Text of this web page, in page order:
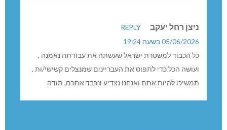
ניצן רחל יעקב
REPLY
05/06/2026 בשעה 19:24
כל הכבוד למשטרת ישראל שעשתה את עבודתה נאמנה ,
ועושה הכל כדי לתפוס את העבריינים שמנצלים קשישי/ות ,
תמשיכו להיות אתם ואנחנו נצדיע ונכבד אתכם, תודה